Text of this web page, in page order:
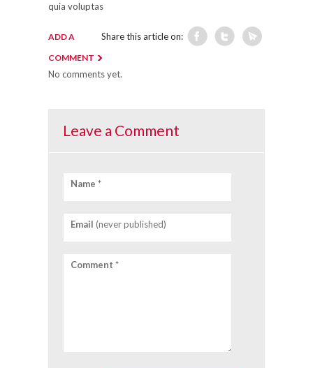
quia voluptas
Share this article on:
ADD A
COMMENT
No comments yet.
Leave a Comment
Name *
Email (never published)
Comment *